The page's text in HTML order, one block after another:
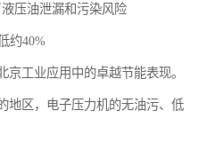
压油泄漏和污染风险
约40%
工业应用中的卓越节能表现。
地区，电子压力机的无油污、低